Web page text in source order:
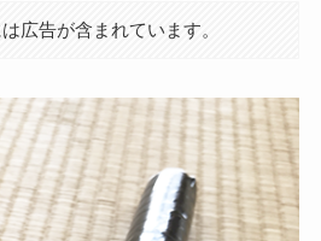
広告が含まれています。